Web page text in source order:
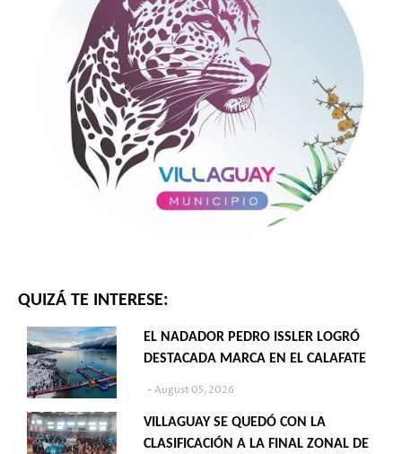
QUIZÁ TE INTERESE:
EL NADADOR PEDRO ISSLER LOGRÓ
DESTACADA MARCA EN EL CALAFATE
August 05, 2026
VILLAGUAY SE QUEDÓ CON LA
CLASIFICACIÓN A LA FINAL ZONAL DE